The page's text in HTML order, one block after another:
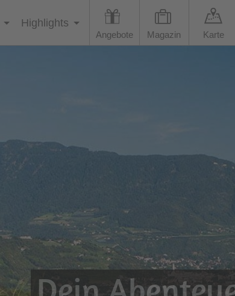
Highlights
Angebote Magazin Karte